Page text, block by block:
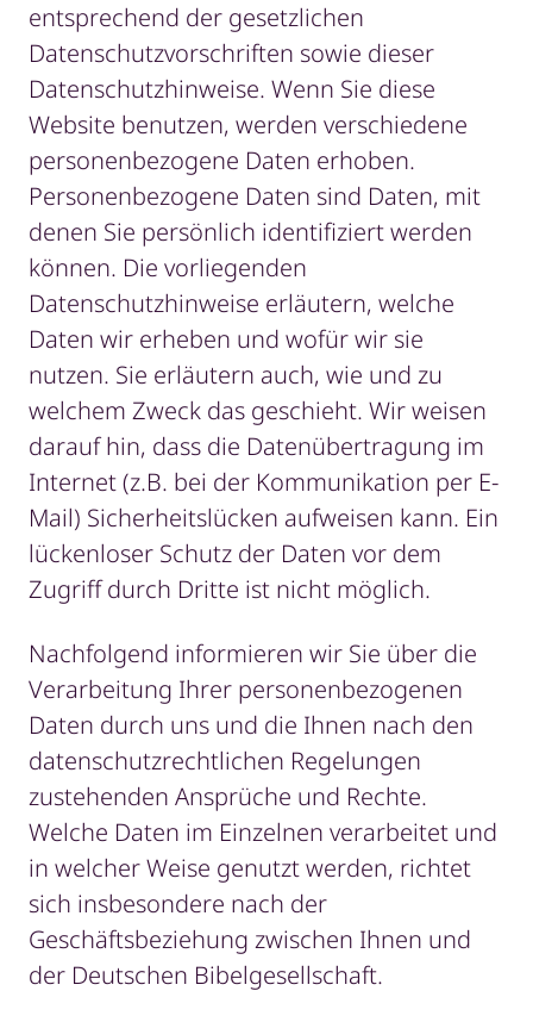
entsprechend der gesetzlichen
Datenschutzvorschriften sowie dieser
Datenschutzhinweise. Wenn Sie diese
Website benutzen, werden verschiedene
personenbezogene Daten erhoben.
Personenbezogene Daten sind Daten, mit
denen Sie persönlich identifiziert werden
können. Die vorliegenden
Datenschutzhinweise erläutern, welche
Daten wir erheben und wofür wir sie
nutzen. Sie erläutern auch, wie und zu
welchem Zweck das geschieht. Wir weisen
darauf hin, dass die Datenübertragung im
Internet (z.B. bei der Kommunikation per E-
Mail) Sicherheitslücken aufweisen kann. Ein
lückenloser Schutz der Daten vor dem
Zugriff durch Dritte ist nicht möglich.
Nachfolgend informieren wir Sie über die
Verarbeitung Ihrer personenbezogenen
Daten durch uns und die Ihnen nach den
datenschutzrechtlichen Regelungen
zustehenden Ansprüche und Rechte.
Welche Daten im Einzelnen verarbeitet und
in welcher Weise genutzt werden, richtet
sich insbesondere nach der
Geschäftsbeziehung zwischen Ihnen und
der Deutschen Bibelgesellschaft.